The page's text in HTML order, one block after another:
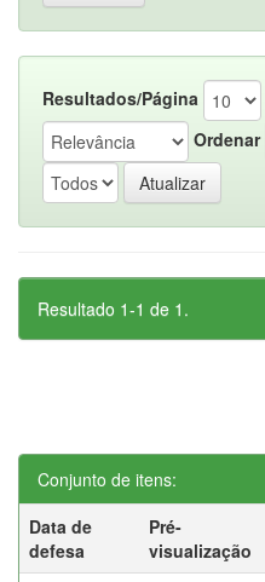
Resultados/Página
Ordenar
Resultado 1-1 de 1.
Conjunto de itens:
Data de
defesa
Pré-
visualização